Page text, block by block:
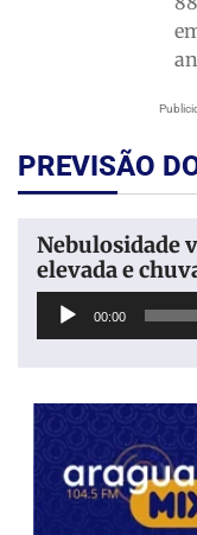
PREVISÃO
Nebulosidade
elevada e
Tocador
00:00